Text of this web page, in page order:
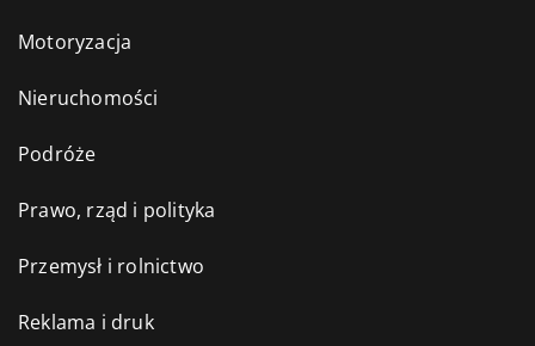
Motoryzacja
Nieruchomości
Podróże
Prawo, rząd i polityka
Przemysł i rolnictwo
Reklama i druk